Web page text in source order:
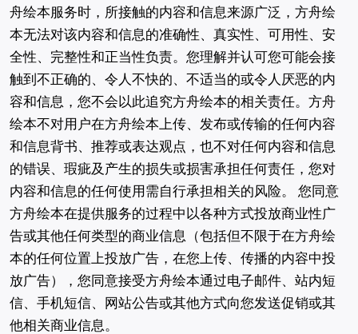
舟绘本服务时，所接触的内容和信息来源广泛，方舟绘
本无法对该内容和信息的准确性、真实性、可用性、安
全性、完整性和正当性负责。您理解并认可您可能会接
触到不正确的、令人不快的、不适当的或令人厌恶的内
容和信息，您不会以此追究方舟绘本的相关责任。方舟
绘本不对用户在方舟绘本上传、发布或传输的任何内容
和信息背书、推荐或表达观点，也不对任何内容和信息
的错误、瑕疵及产生的损失或损害承担任何责任，您对
内容和信息的任何使用需自行承担相关的风险。 您同意
方舟绘本在提供服务的过程中以各种方式投放商业性广
告或其他任何类型的商业信息（包括但不限于在方舟绘
本的任何位置上投放广告，在您上传、传播的内容中投
放广告），您同意接受方舟绘本通过电子邮件、站内短
信、手机短信、网站公告或其他方式向您发送促销或其
他相关商业信息。